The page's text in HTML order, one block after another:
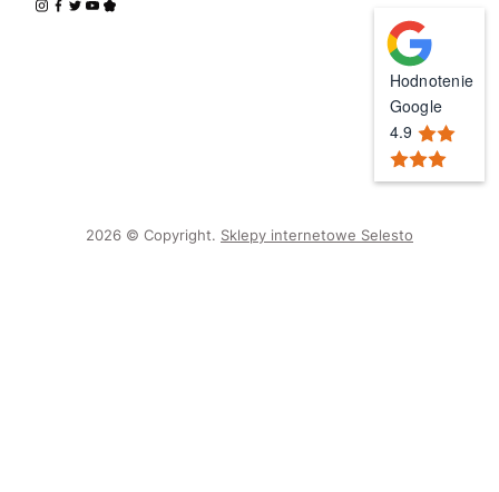
Hodnotenie
Google
4.9
2026 © Copyright. Sklepy internetowe Selesto